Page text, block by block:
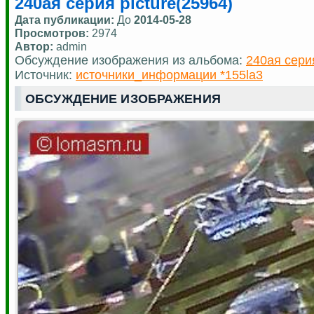
Дата публикации: До 2014-05-28
Просмотров: 2974
Автор: admin
Обсуждение изображения из альбома: 240ая
Источник: источники_информации *155la3
ОБСУЖДЕНИЕ ИЗОБРАЖЕНИЯ